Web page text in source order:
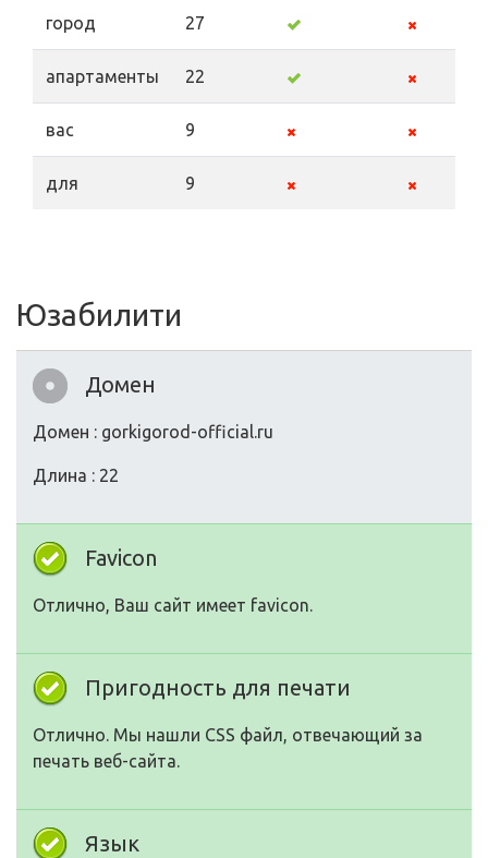
город 27
апартаменты 22
вас 9
для 9
Юзабилити
Домен
Домен : gorkigorod-official.ru
Длина : 22
Favicon
Отлично, Ваш сайт имеет favicon.
Пригодность для печати
Отлично. Мы нашли CSS файл, отвечающий за
печать веб-сайта.
Язык